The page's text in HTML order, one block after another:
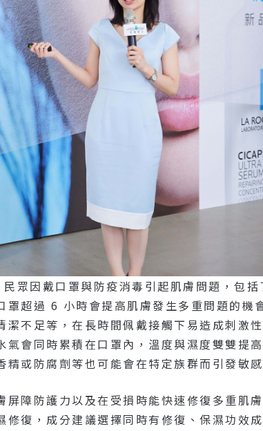
眾因戴口罩與防疫消毒引起肌膚問題，包括
超過 6 小時會提高肌膚發生多重問題的機
不足等，在長時間佩戴接觸下易造成刺激
會同時累積在口罩內，溫度與濕度雙雙提
或防腐劑等也可能會在特定族群而引發敏感
障防護力以及在受損時能快速修復多重肌
復，成分建議選擇同時有修復、保濕功效